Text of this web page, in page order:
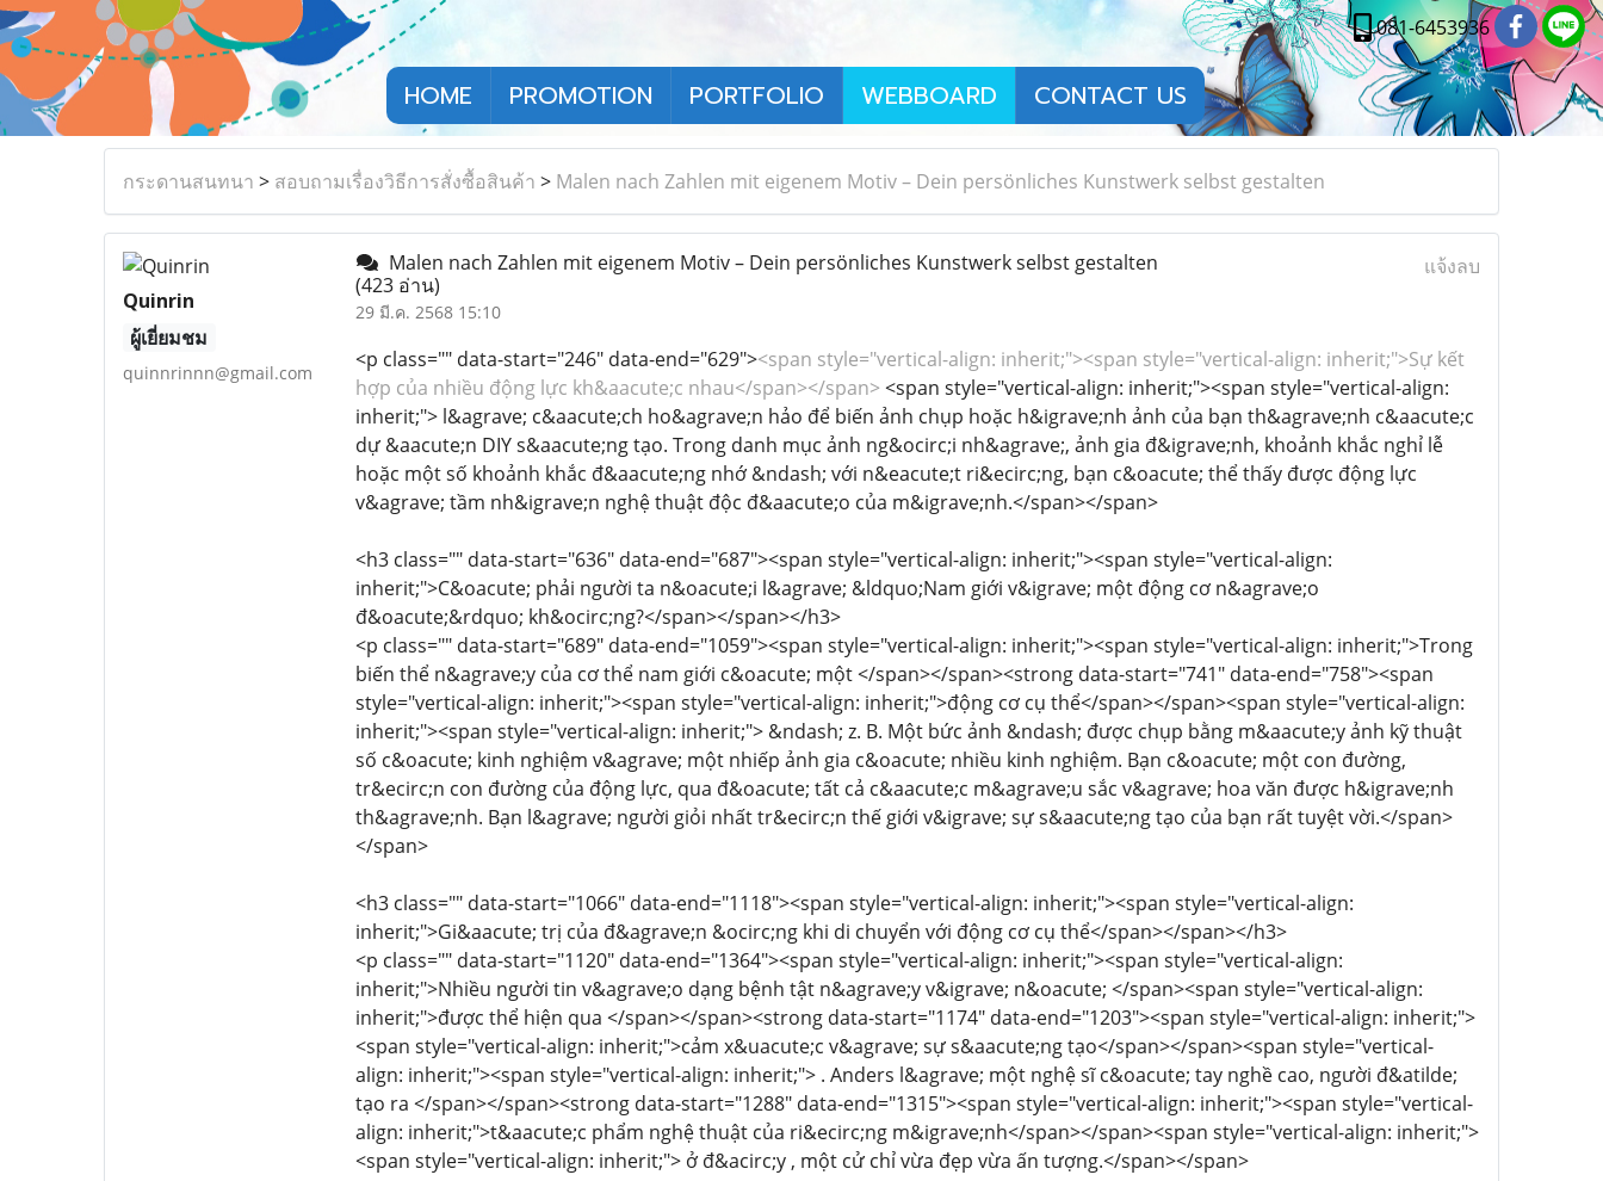
081-6453936
HOME PROMOTION PORTFOLIO WEBBOARD CONTACT US
กระดานสนทนา > สอบถามเรื่องวิธีการสั่งซื้อสินค้า > Malen nach Zahlen mit eigenem Motiv – Dein persönliches Kunstwerk selbst gestalten
Quinrin
ผู้เยี่ยมชม
quinnrinnn@gmail.com
Malen nach Zahlen mit eigenem Motiv – Dein persönliches Kunstwerk selbst gestalten
(423 อ่าน)
29 มี.ค. 2568 15:10
แจ้งลบ
<p class="" data-start="246" data-end="629"><span style="vertical-align: inherit;"><span style="vertical-align: inherit;">Sự kết
hợp của nhiều động lực kh&aacute;c nhau</span></span> <span style="vertical-align: inherit;"><span style="vertical-align:
inherit;"> l&agrave; c&aacute;ch ho&agrave;n hảo để biến ảnh chụp hoặc h&igrave;nh ảnh của bạn th&agrave;nh c&aacute;c
dự &aacute;n DIY s&aacute;ng tạo. Trong danh mục ảnh ng&ocirc;i nh&agrave;, ảnh gia đ&igrave;nh, khoảnh khắc nghỉ lễ
hoặc một số khoảnh khắc đ&aacute;ng nhớ &ndash; với n&eacute;t ri&ecirc;ng, bạn c&oacute; thể thấy được động lực
v&agrave; tầm nh&igrave;n nghệ thuật độc đ&aacute;o của m&igrave;nh.</span></span>
<h3 class="" data-start="636" data-end="687"><span style="vertical-align: inherit;"><span style="vertical-align:
inherit;">C&oacute; phải người ta n&oacute;i l&agrave; &ldquo;Nam giới v&igrave; một động cơ n&agrave;o
đ&oacute;&rdquo; kh&ocirc;ng?</span></span></h3>
<p class="" data-start="689" data-end="1059"><span style="vertical-align: inherit;"><span style="vertical-align: inherit;">Trong
biến thể n&agrave;y của cơ thể nam giới c&oacute; một </span></span><strong data-start="741" data-end="758"><span
style="vertical-align: inherit;"><span style="vertical-align: inherit;">động cơ cụ thể</span></span><span style="vertical-align:
inherit;"><span style="vertical-align: inherit;"> &ndash; z. B. Một bức ảnh &ndash; được chụp bằng m&aacute;y ảnh kỹ thuật
số c&oacute; kinh nghiệm v&agrave; một nhiếp ảnh gia c&oacute; nhiều kinh nghiệm. Bạn c&oacute; một con đường,
tr&ecirc;n con đường của động lực, qua đ&oacute; tất cả c&aacute;c m&agrave;u sắc v&agrave; hoa văn được h&igrave;nh
th&agrave;nh. Bạn l&agrave; người giỏi nhất tr&ecirc;n thế giới v&igrave; sự s&aacute;ng tạo của bạn rất tuyệt vời.</span>
</span>
<h3 class="" data-start="1066" data-end="1118"><span style="vertical-align: inherit;"><span style="vertical-align:
inherit;">Gi&aacute; trị của đ&agrave;n &ocirc;ng khi di chuyển với động cơ cụ thể</span></span></h3>
<p class="" data-start="1120" data-end="1364"><span style="vertical-align: inherit;"><span style="vertical-align:
inherit;">Nhiều người tin v&agrave;o dạng bệnh tật n&agrave;y v&igrave; n&oacute; </span><span style="vertical-align:
inherit;">được thể hiện qua </span></span><strong data-start="1174" data-end="1203"><span style="vertical-align: inherit;">
<span style="vertical-align: inherit;">cảm x&uacute;c v&agrave; sự s&aacute;ng tạo</span></span><span style="vertical-
align: inherit;"><span style="vertical-align: inherit;"> . Anders l&agrave; một nghệ sĩ c&oacute; tay nghề cao, người đ&atilde;
tạo ra </span></span><strong data-start="1288" data-end="1315"><span style="vertical-align: inherit;"><span style="vertical-
align: inherit;">t&aacute;c phẩm nghệ thuật của ri&ecirc;ng m&igrave;nh</span></span><span style="vertical-align: inherit;">
<span style="vertical-align: inherit;"> ở đ&acirc;y , một cử chỉ vừa đẹp vừa ấn tượng.</span></span>